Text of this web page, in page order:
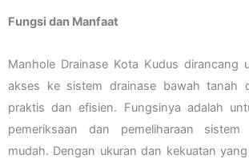
Fungsi dan Manfaat
Manhole Drainase Kota Kudus dirancang
akses ke sistem drainase bawah tanah
praktis dan efisien. Fungsinya adalah
pemeriksaan dan pemeliharaan sistem
mudah. Dengan ukuran dan kekuatan